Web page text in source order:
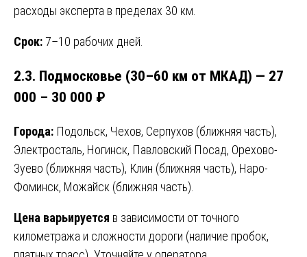
расходы эксперта в пределах 30 км.
Срок: 7–10 рабочих дней.
2.3. Подмосковье (30–60 км от МКАД) — 27
000 – 30 000 ₽
Города: Подольск, Чехов, Серпухов (ближняя часть),
Электросталь, Ногинск, Павловский Посад, Орехово-
Зуево (ближняя часть), Клин (ближняя часть), Наро-
Фоминск, Можайск (ближняя часть).
Цена варьируется в зависимости от точного
километража и сложности дороги (наличие пробок,